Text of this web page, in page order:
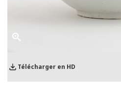
Télécharger en HD